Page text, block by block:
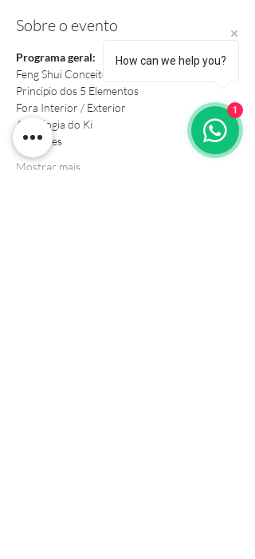
Sobre o evento
Programa geral:
Feng Shui Conceito
Principio dos 5 Elementos
Fora Interior / Exterior
Astrologia do Ki
Medições
Mostrar mais
How can we help you?
1